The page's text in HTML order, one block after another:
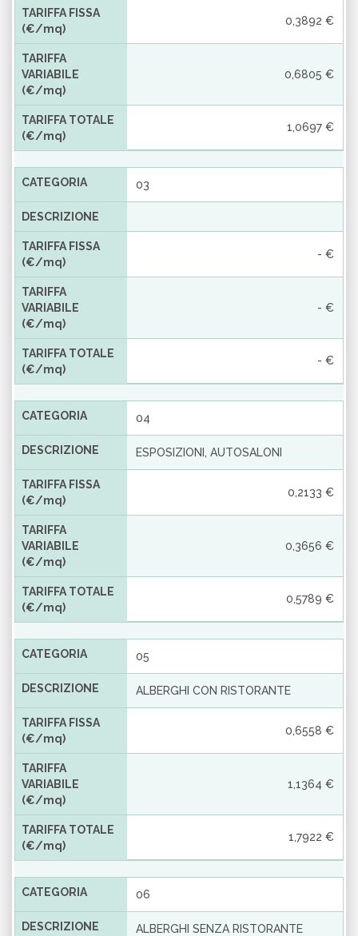
TARIFFA FISSA
(€/mq)
0,3892 €
TARIFFA
VARIABILE
(€/mq)
0,6805 €
TARIFFA TOTALE
(€/mq)
1,0697 €
CATEGORIA 03
DESCRIZIONE
TARIFFA FISSA
(€/mq)
- €
TARIFFA
VARIABILE
(€/mq)
- €
TARIFFA TOTALE
(€/mq)
- €
CATEGORIA 04
DESCRIZIONE ESPOSIZIONI, AUTOSALONI
TARIFFA FISSA
(€/mq)
0,2133 €
TARIFFA
VARIABILE
(€/mq)
0,3656 €
TARIFFA TOTALE
(€/mq)
0,5789 €
CATEGORIA 05
DESCRIZIONE ALBERGHI CON RISTORANTE
TARIFFA FISSA
(€/mq)
0,6558 €
TARIFFA
VARIABILE
(€/mq)
1,1364 €
TARIFFA TOTALE
(€/mq)
1,7922 €
CATEGORIA 06
DESCRIZIONE ALBERGHI SENZA RISTORANTE